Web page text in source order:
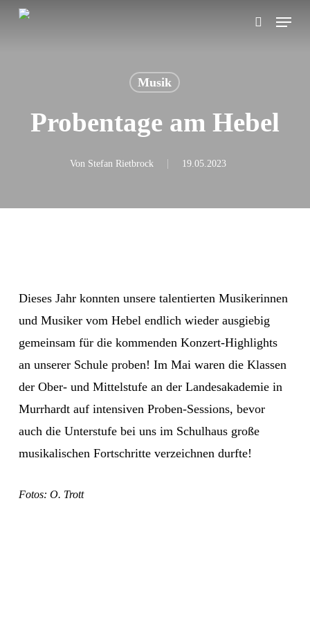
Skip
search
Menu
Musik
Probentage am Hebel
Von Stefan Rietbrock 19.05.2023
Dieses Jahr konnten unsere talentierten Musikerinnen
und Musiker vom Hebel endlich wieder ausgiebig
gemeinsam für die kommenden Konzert-Highlights
an unserer Schule proben! Im Mai waren die Klassen
der Ober- und Mittelstufe an der Landesakademie in
Murrhardt auf intensiven Proben-Sessions, bevor
auch die Unterstufe bei uns im Schulhaus große
musikalischen Fortschritte verzeichnen durfte!
Fotos: O. Trott